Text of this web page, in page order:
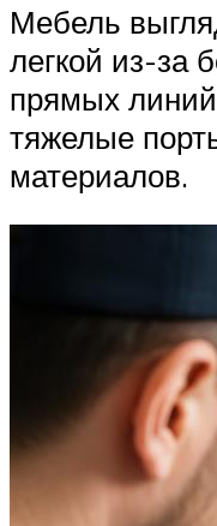
Мебель
легкой из-за
прямых
тяжелые
материалов.